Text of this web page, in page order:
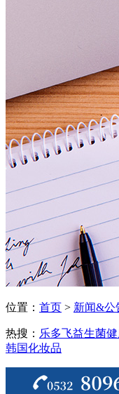
位置： 首页 > 新闻&公
热搜： 乐多飞益生菌
韩国化妆品